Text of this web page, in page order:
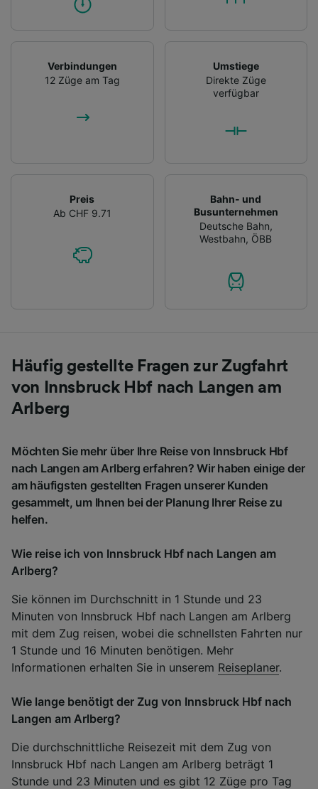
Verbindungen
12 Züge am Tag
Umstiege
Direkte Züge
verfügbar
Preis
Ab CHF 9.71
Bahn- und
Busunternehmen
Deutsche Bahn,
Westbahn, ÖBB
Häufig gestellte Fragen zur Zugfahrt
von Innsbruck Hbf nach Langen am
Arlberg
Möchten Sie mehr über Ihre Reise von Innsbruck Hbf
nach Langen am Arlberg erfahren? Wir haben einige der
am häufigsten gestellten Fragen unserer Kunden
gesammelt, um Ihnen bei der Planung Ihrer Reise zu
helfen.
Wie reise ich von Innsbruck Hbf nach Langen am
Arlberg?
Sie können im Durchschnitt in 1 Stunde und 23
Minuten von Innsbruck Hbf nach Langen am Arlberg
mit dem Zug reisen, wobei die schnellsten Fahrten nur
1 Stunde und 16 Minuten benötigen. Mehr
Informationen erhalten Sie in unserem Reiseplaner.
Wie lange benötigt der Zug von Innsbruck Hbf nach
Langen am Arlberg?
Die durchschnittliche Reisezeit mit dem Zug von
Innsbruck Hbf nach Langen am Arlberg beträgt 1
Stunde und 23 Minuten und es gibt 12 Züge pro Tag